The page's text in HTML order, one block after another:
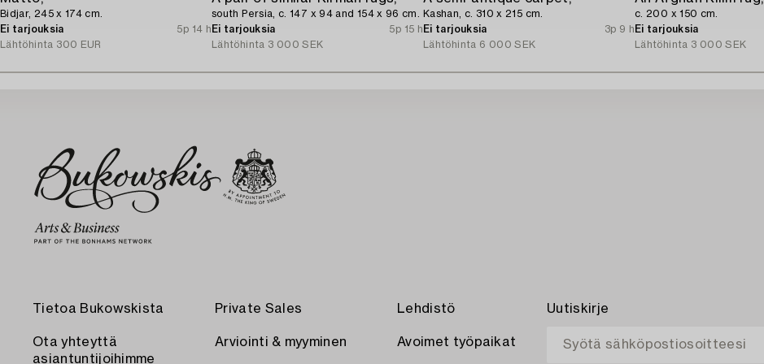
Bidjar, 245 x 174 cm.
Ei tarjouksia
5p 14 h
Lähtöhinta 300 EUR
south Persia, c. 147 x 94 and 154 x 96 cm.
Ei tarjouksia
5p 15 h
Lähtöhinta 3 000 SEK
Kashan, c. 310 x 215 cm.
Ei tarjouksia
3p 9 h
Lähtöhinta 6 000 SEK
c. 200 x 150 cm.
Ei tarjouksia
Lähtöhinta 3 000 SEK
Tietoa Bukowskista
Ota yhteyttä
asiantuntijoihimme
Private Sales
Arviointi & myyminen
Lehdistö
Avoimet työpaikat
Uutiskirje